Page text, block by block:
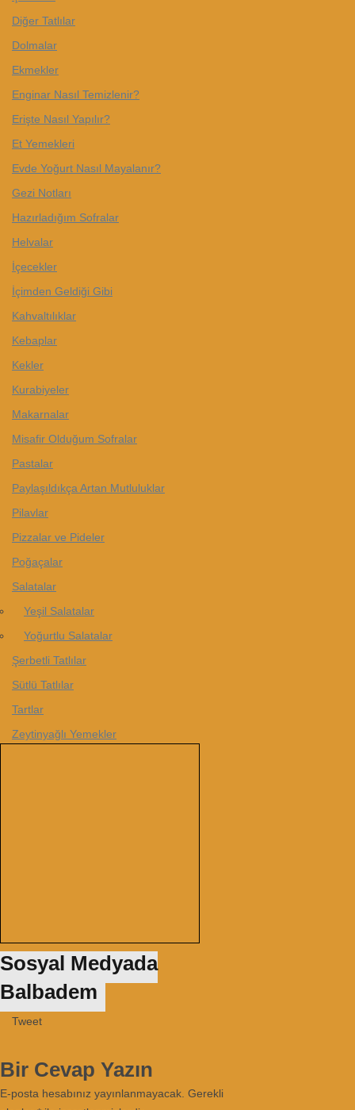
Diğer Tatlılar
Dolmalar
Ekmekler
Enginar Nasıl Temizlenir?
Erişte Nasıl Yapılır?
Et Yemekleri
Evde Yoğurt Nasıl Mayalanır?
Gezi Notları
Hazırladığım Sofralar
Helvalar
İçecekler
İçimden Geldiği Gibi
Kahvaltılıklar
Kebaplar
Kekler
Kurabiyeler
Makarnalar
Misafir Olduğum Sofralar
Pastalar
Paylaşıldıkça Artan Mutluluklar
Pilavlar
Pizzalar ve Pideler
Poğaçalar
Salatalar
Yeşil Salatalar
Yoğurtlu Salatalar
Şerbetli Tatlılar
Sütlü Tatlılar
Tartlar
Zeytinyağlı Yemekler
Sosyal Medyada
Balbadem
Tweet
Bir Cevap Yazın
E-posta hesabınız yayınlanmayacak. Gerekli